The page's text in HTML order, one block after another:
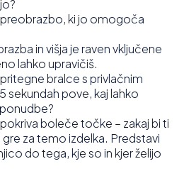
preobrazbo, ki jo omogoča
in višja je raven vključene
lahko upravičiš.
bralce s privlačnim
sekundah pove, kaj lahko
boleče točke – zakaj bi ti
za temo izdelka. Predstavi
do tega, kje so in kjer želijo